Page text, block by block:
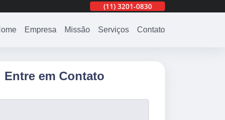
(11) 3201-0830
Empresa Missão Serviços Contato
Entre em Contato